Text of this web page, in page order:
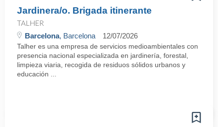
Jardinera/o. Brigada itinerante
TALHER
Barcelona, Barcelona 12/07/2026
Talher es una empresa de servicios medioambientales con
presencia nacional especializada en jardinería, forestal,
limpieza viaria, recogida de residuos sólidos urbanos y
educación ...